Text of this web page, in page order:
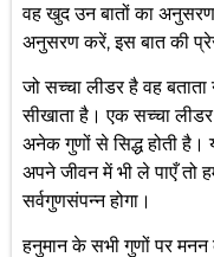
वह खुद उन बातों का अनुसरण
अनुसरण करें, इस बात की
जो सच्चा लीडर है वह
सीखाता है। एक सच्चा
अनेक गुणों से सिद्ध होती है।
अपने जीवन में भी ले पाएँ तो
सर्वगुणसंपन्न होगा।
हनुमान के सभी गुणों पर